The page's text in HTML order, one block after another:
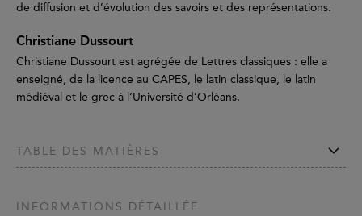
de diffusion et d’évolution des savoirs et des représentations.
Christiane Dussourt
Christiane Dussourt est agrégée de Lettres classiques : elle a
enseigné, de la licence au CAPES, le latin classique, le latin
médiéval et le grec à l’Université d’Orléans.
TABLE DES MATIÈRES
INFORMATIONS DÉTAILLÉE